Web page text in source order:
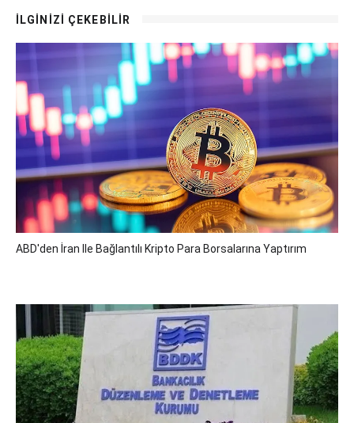
İLGİNİZİ ÇEKEBİLİR
ABD'den İran Ile Bağlantılı Kripto Para Borsalarına Yaptırım